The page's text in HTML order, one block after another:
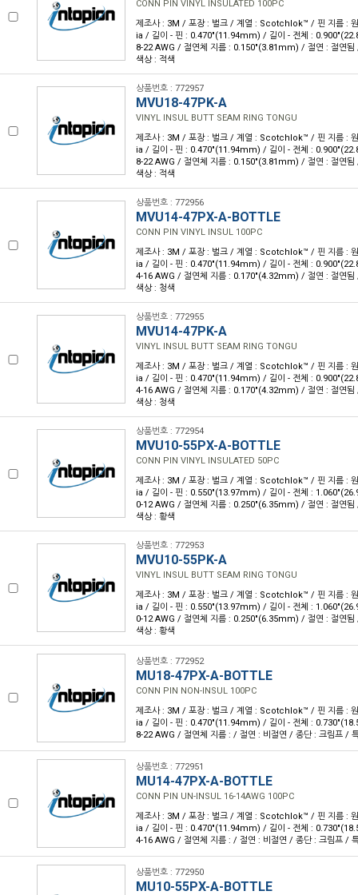
CONN PIN VINYL INSULATED 100PC
제조사 : 3M / 포장 : 벌크 / 계열 : Scotchlok™ / 핀 지름 :
ia / 길이 - 핀 : 0.470"(11.94mm) / 길이 - 전체 :
8-22 AWG / 절연체 지름 : 0.150"(3.81mm) / 절연 : 절연
색상 : 적색
상품번호 : 772957
MVU18-47PK-A
VINYL INSUL BUTT SEAM RING TONGU
제조사 : 3M / 포장 : 벌크 / 계열 : Scotchlok™ / 핀 지름 :
ia / 길이 - 핀 : 0.470"(11.94mm) / 길이 - 전체 :
8-22 AWG / 절연체 지름 : 0.150"(3.81mm) / 절연 : 절연
색상 : 적색
상품번호 : 772956
MVU14-47PX-A-BOTTLE
CONN PIN VINYL INSUL 100PC
제조사 : 3M / 포장 : 벌크 / 계열 : Scotchlok™ / 핀 지름 :
ia / 길이 - 핀 : 0.470"(11.94mm) / 길이 - 전체 :
4-16 AWG / 절연체 지름 : 0.170"(4.32mm) / 절연 : 절연
색상 : 청색
상품번호 : 772955
MVU14-47PK-A
VINYL INSUL BUTT SEAM RING TONGU
제조사 : 3M / 포장 : 벌크 / 계열 : Scotchlok™ / 핀 지름 :
ia / 길이 - 핀 : 0.470"(11.94mm) / 길이 - 전체 :
4-16 AWG / 절연체 지름 : 0.170"(4.32mm) / 절연 : 절연
색상 : 청색
상품번호 : 772954
MVU10-55PX-A-BOTTLE
CONN PIN VINYL INSULATED 50PC
제조사 : 3M / 포장 : 벌크 / 계열 : Scotchlok™ / 핀 지름 :
ia / 길이 - 핀 : 0.550"(13.97mm) / 길이 - 전체 :
0-12 AWG / 절연체 지름 : 0.250"(6.35mm) / 절연 : 절연
색상 : 황색
상품번호 : 772953
MVU10-55PK-A
VINYL INSUL BUTT SEAM RING TONGU
제조사 : 3M / 포장 : 벌크 / 계열 : Scotchlok™ / 핀 지름 :
ia / 길이 - 핀 : 0.550"(13.97mm) / 길이 - 전체 :
0-12 AWG / 절연체 지름 : 0.250"(6.35mm) / 절연 : 절연
색상 : 황색
상품번호 : 772952
MU18-47PX-A-BOTTLE
CONN PIN NON-INSUL 100PC
제조사 : 3M / 포장 : 벌크 / 계열 : Scotchlok™ / 핀 지름 :
ia / 길이 - 핀 : 0.470"(11.94mm) / 길이 - 전체 :
8-22 AWG / 절연체 지름 : / 절연 : 비절연 / 종단 : 크림프 /
상품번호 : 772951
MU14-47PX-A-BOTTLE
CONN PIN UN-INSUL 16-14AWG 100PC
제조사 : 3M / 포장 : 벌크 / 계열 : Scotchlok™ / 핀 지름 :
ia / 길이 - 핀 : 0.470"(11.94mm) / 길이 - 전체 :
4-16 AWG / 절연체 지름 : / 절연 : 비절연 / 종단 : 크림프 /
상품번호 : 772950
MU10-55PX-A-BOTTLE